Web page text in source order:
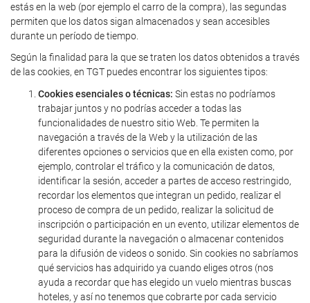
estás en la web (por ejemplo el carro de la compra), las segundas
permiten que los datos sigan almacenados y sean accesibles
durante un período de tiempo.
Según la finalidad para la que se traten los datos obtenidos a través
de las cookies, en TGT puedes encontrar los siguientes tipos:
Cookies esenciales o técnicas: Sin estas no podríamos
trabajar juntos y no podrías acceder a todas las
funcionalidades de nuestro sitio Web. Te permiten la
navegación a través de la Web y la utilización de las
diferentes opciones o servicios que en ella existen como, por
ejemplo, controlar el tráfico y la comunicación de datos,
identificar la sesión, acceder a partes de acceso restringido,
recordar los elementos que integran un pedido, realizar el
proceso de compra de un pedido, realizar la solicitud de
inscripción o participación en un evento, utilizar elementos de
seguridad durante la navegación o almacenar contenidos
para la difusión de videos o sonido. Sin cookies no sabríamos
qué servicios has adquirido ya cuando eliges otros (nos
ayuda a recordar que has elegido un vuelo mientras buscas
hoteles, y así no tenemos que cobrarte por cada servicio